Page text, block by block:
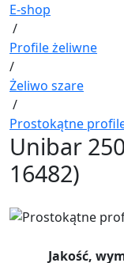
E-shop
/
Profile żeliwne
/
Żeliwo szare
/
Prostokątne
Unibar
16482)
Jakość,